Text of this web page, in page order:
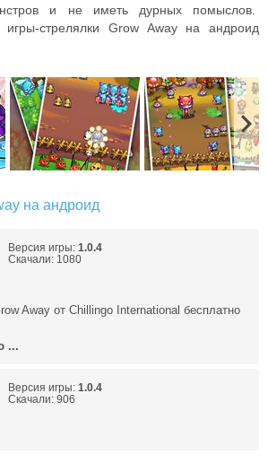
и не иметь дурных помыслов.
стрелялки Grow Away на андроид
на андроид
Версия игры: 1.0.4
Скачали: 1080
Away от Chillingo International бесплатно
...
Версия игры: 1.0.4
Скачали: 906